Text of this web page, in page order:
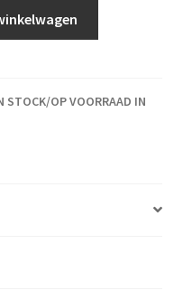
STOCK/OP VOORRAAD IN